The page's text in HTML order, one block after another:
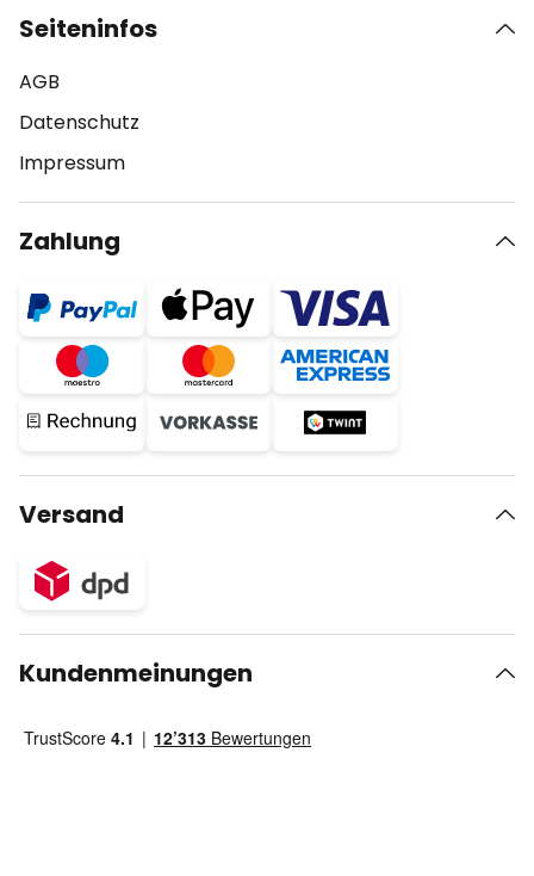
Seiteninfos
AGB
Datenschutz
Impressum
Zahlung
Versand
Kundenmeinungen